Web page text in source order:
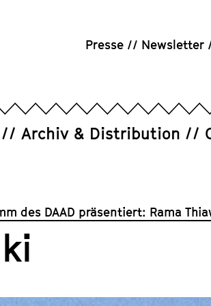
Presse Newsletter
Archiv & Distribution
des DAAD präsentiert: Rama